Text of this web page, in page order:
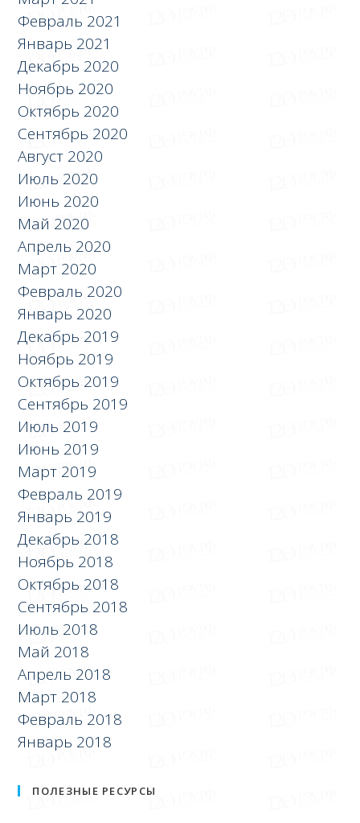
Февраль 2021
Январь 2021
Декабрь 2020
Ноябрь 2020
Октябрь 2020
Сентябрь 2020
Август 2020
Июль 2020
Июнь 2020
Май 2020
Апрель 2020
Март 2020
Февраль 2020
Январь 2020
Декабрь 2019
Ноябрь 2019
Октябрь 2019
Сентябрь 2019
Июль 2019
Июнь 2019
Март 2019
Февраль 2019
Январь 2019
Декабрь 2018
Ноябрь 2018
Октябрь 2018
Сентябрь 2018
Июль 2018
Май 2018
Апрель 2018
Март 2018
Февраль 2018
Январь 2018
ПОЛЕЗНЫЕ РЕСУРСЫ